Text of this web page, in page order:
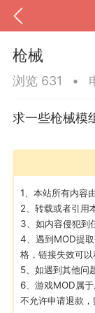
我的钱包
MOD下载
枪械
浏览 631 •
求一些枪械模
1、本站所有内容
2、转载或者引用
3、如内容侵犯到
4、遇到MOD提
格，链接失效可以
5、如遇到其他问
6、游戏MOD属
不允许申请退款，